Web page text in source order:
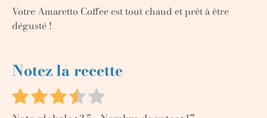
Votre Amaretto Coffee est tout chaud et prêt à être
dégusté !
Notez la recette